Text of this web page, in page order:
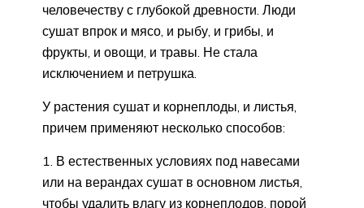
человечеству с глубокой древности. Люди
сушат впрок и мясо, и рыбу, и грибы, и
фрукты, и овощи, и травы. Не стала
исключением и петрушка.
У растения сушат и корнеплоды, и листья,
причем применяют несколько способов:
В естественных условиях под навесами
или на верандах сушат в основном листья,
чтобы удалить влагу из корнеплодов, порой